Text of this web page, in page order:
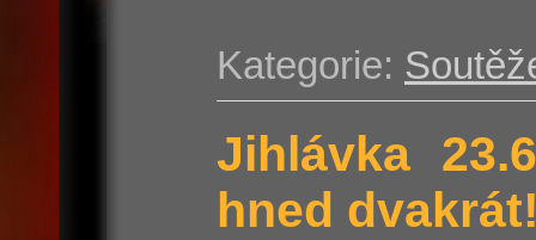
Kategorie:
Jihlávka
hned